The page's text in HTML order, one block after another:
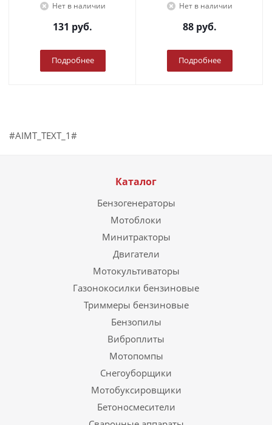
Нет в наличии
131 руб.
Подробнее
Нет в наличии
88руб.
Подробнее
#AIMT_TEXT_1#
Каталог
Бензогенераторы
Мотоблоки
Минитракторы
Двигатели
Мотокультиваторы
Газонокосилки бензиновые
Триммеры бензиновые
Бензопилы
Виброплиты
Мотопомпы
Снегоуборщики
Мотобуксировщики
Бетоносмесители